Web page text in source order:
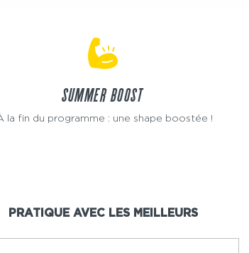
SUMMER BOOST
la fin du programme : une shape boostée !
PRATIQUE AVEC LES MEILLEURS